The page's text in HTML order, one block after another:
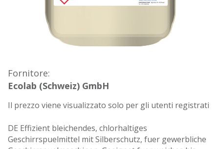
Fornitore:
Ecolab (Schweiz) GmbH
Il prezzo viene visualizzato solo per gli utenti registrati
DE Effizient bleichendes, chlorhaltiges
Geschirrspuelmittel mit Silberschutz, fuer gewerbliche